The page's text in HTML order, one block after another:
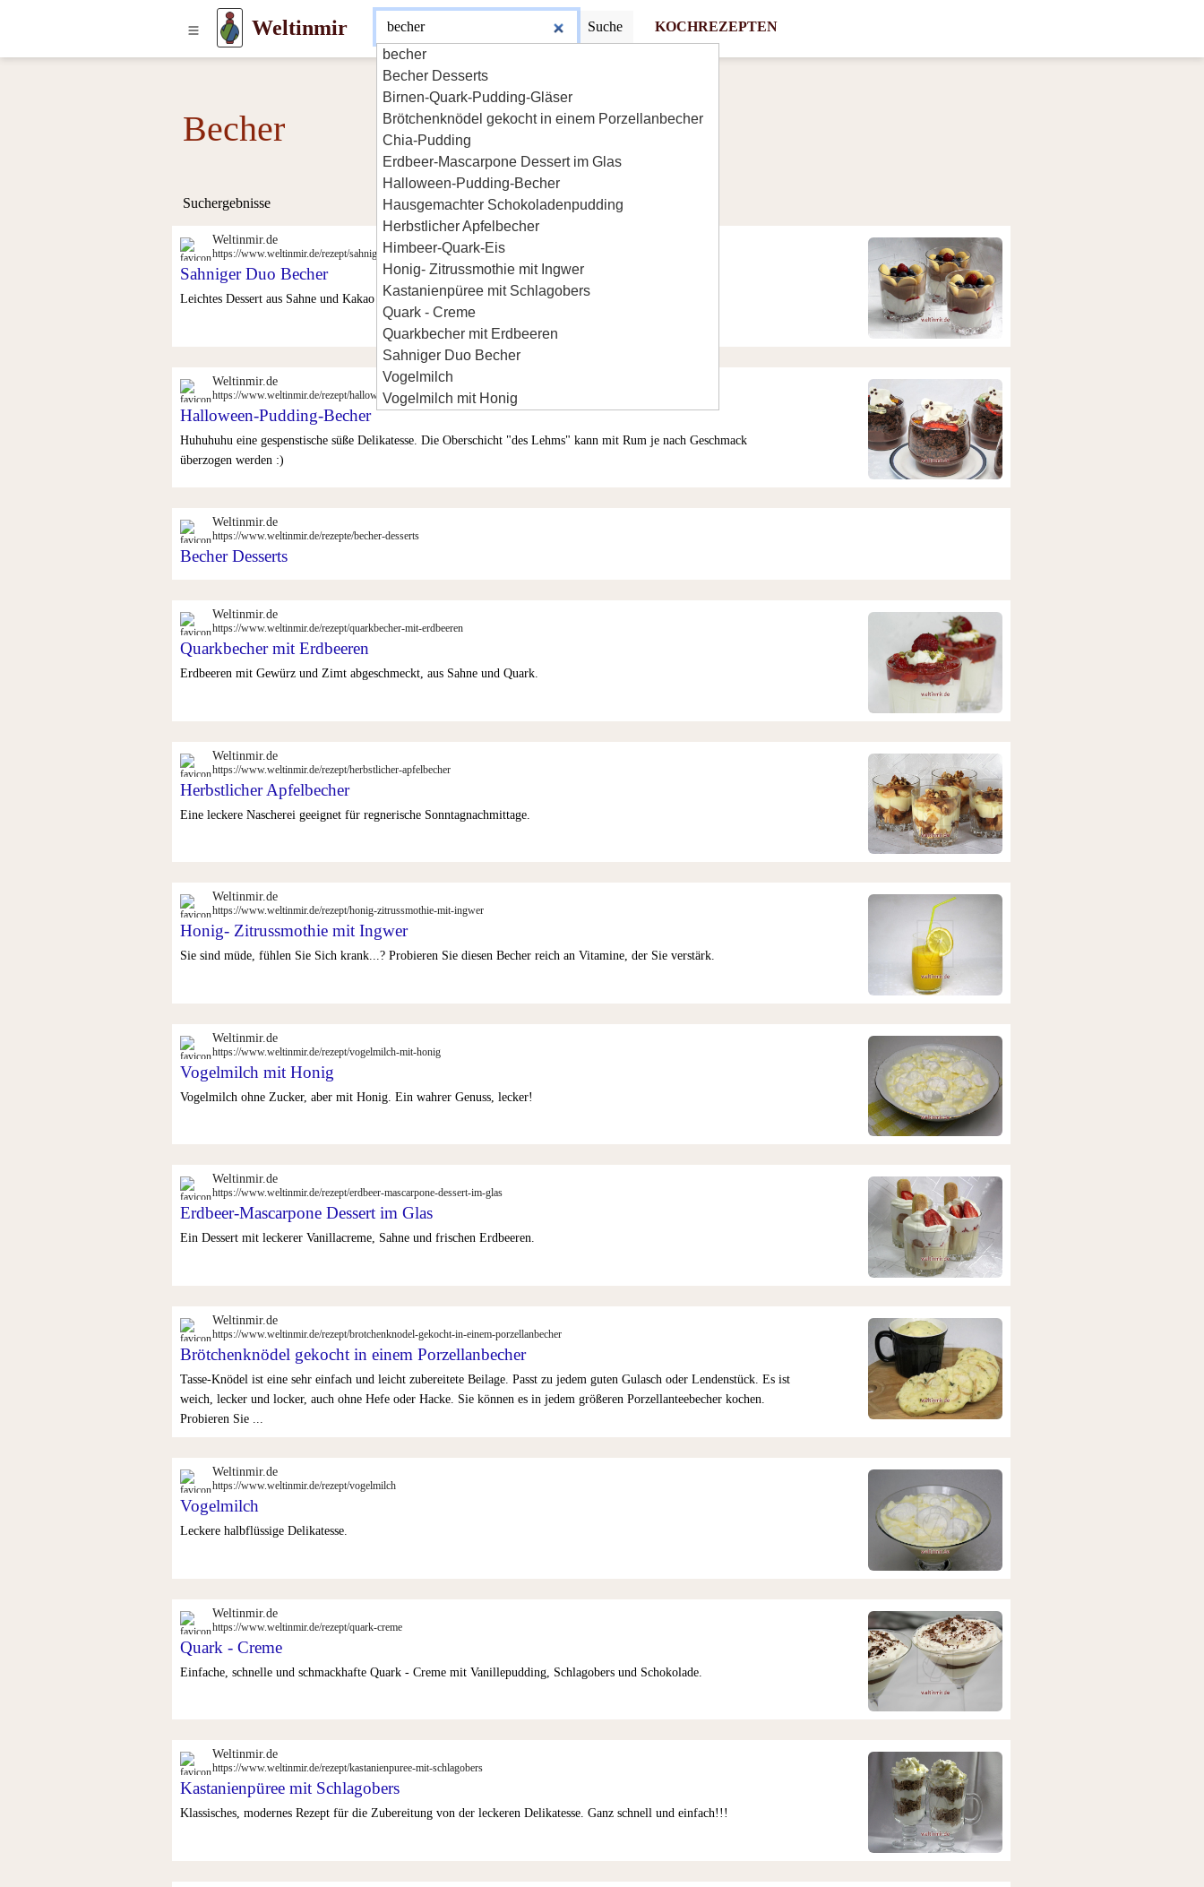
Weltinmir Suche KOCHREZEPTEN
Becher
Suchergebnisse
Weltinmir.de
https://www.weltinmir.de/rezept/sahniger-duo-becher
Sahniger Duo Becher
Leichtes Dessert aus Sahne und Kakao mit Obs und Biskuits.
Weltinmir.de
https://www.weltinmir.de/rezept/halloween-pudding-becher
Halloween-Pudding-Becher
Huhuhuhu eine gespenstische süße Delikatesse. Die Oberschicht "des Lehms" kann mit Rum je nach Geschmack
überzogen werden :)
Weltinmir.de
https://www.weltinmir.de/rezepte/becher-desserts
Becher Desserts
Weltinmir.de
https://www.weltinmir.de/rezept/quarkbecher-mit-erdbeeren
Quarkbecher mit Erdbeeren
Erdbeeren mit Gewürz und Zimt abgeschmeckt, aus Sahne und Quark.
Weltinmir.de
https://www.weltinmir.de/rezept/herbstlicher-apfelbecher
Herbstlicher Apfelbecher
Eine leckere Nascherei geeignet für regnerische Sonntagnachmittage.
Weltinmir.de
https://www.weltinmir.de/rezept/honig-zitrussmothie-mit-ingwer
Honig- Zitrussmothie mit Ingwer
Sie sind müde, fühlen Sie Sich krank...? Probieren Sie diesen Becher reich an Vitamine, der Sie verstärk.
Weltinmir.de
https://www.weltinmir.de/rezept/vogelmilch-mit-honig
Vogelmilch mit Honig
Vogelmilch ohne Zucker, aber mit Honig. Ein wahrer Genuss, lecker!
Weltinmir.de
https://www.weltinmir.de/rezept/erdbeer-mascarpone-dessert-im-glas
Erdbeer-Mascarpone Dessert im Glas
Ein Dessert mit leckerer Vanillacreme, Sahne und frischen Erdbeeren.
Weltinmir.de
https://www.weltinmir.de/rezept/brotchenknodel-gekocht-in-einem-porzellanbecher
Brötchenknödel gekocht in einem Porzellanbecher
Tasse-Knödel ist eine sehr einfach und leicht zubereitete Beilage. Passt zu jedem guten Gulasch oder Lendenstück. Es ist
weich, lecker und locker, auch ohne Hefe oder Hacke. Sie können es in jedem größeren Porzellanteebecher kochen.
Probieren Sie ...
Weltinmir.de
https://www.weltinmir.de/rezept/vogelmilch
Vogelmilch
Leckere halbflüssige Delikatesse.
Weltinmir.de
https://www.weltinmir.de/rezept/quark-creme
Quark - Creme
Einfache, schnelle und schmackhafte Quark - Creme mit Vanillepudding, Schlagobers und Schokolade.
Weltinmir.de
https://www.weltinmir.de/rezept/kastanienpuree-mit-schlagobers
Kastanienpüree mit Schlagobers
Klassisches, modernes Rezept für die Zubereitung von der leckeren Delikatesse. Ganz schnell und einfach!!!
becher
Becher Desserts
Birnen-Quark-Pudding-Gläser
Brötchenknödel gekocht in einem Porzellanbecher
Chia-Pudding
Erdbeer-Mascarpone Dessert im Glas
Halloween-Pudding-Becher
Hausgemachter Schokoladenpudding
Herbstlicher Apfelbecher
Himbeer-Quark-Eis
Honig- Zitrussmothie mit Ingwer
Kastanienpüree mit Schlagobers
Quark - Creme
Quarkbecher mit Erdbeeren
Sahniger Duo Becher
Vogelmilch
Vogelmilch mit Honig